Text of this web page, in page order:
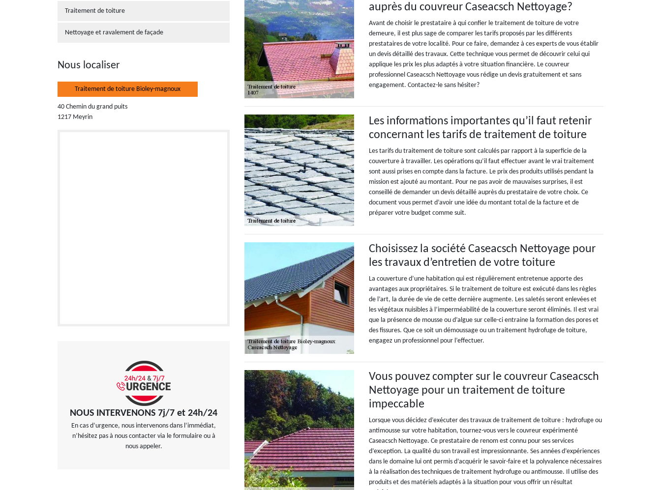
Traitement de toiture
Nettoyage et ravalement de façade
Nous localiser
Traitement de toiture Bioley-magnoux
40 Chemin du grand puits
1217 Meyrin
NOUS INTERVENONS 7j/7 et 24h/24
En cas d’urgence, nous intervenons dans l’immédiat,
n’hésitez pas à nous contacter via le formulaire ou à
nous appeler.
auprès du couvreur Caseacsch Nettoyage?
Avant de choisir le prestataire à qui confier le traitement de toiture de votre
demeure, il est plus sage de comparer les tarifs proposés par les différents
prestataires de votre localité. Pour ce faire, demandez à ces experts de vous établir
un devis détaillé des travaux. Cette technique vous permet de découvrir celui qui
applique les prix les plus adaptés à votre situation financière. Le couvreur
professionnel Caseacsch Nettoyage vous rédige un devis gratuitement et sans
engagement. Contactez-le sans hésiter?
Les informations importantes qu’il faut retenir
concernant les tarifs de traitement de toiture
Les tarifs du traitement de toiture sont calculés par rapport à la superficie de la
couverture à travailler. Les opérations qu’il faut effectuer avant le vrai traitement
sont aussi prises en compte dans la facture. Le prix des produits utilisés pendant la
mission est ajouté au montant. Pour ne pas avoir de mauvaises surprises, il est
conseillé de demander un devis détaillé auprès du prestataire de votre choix. Ce
document vous permet d’avoir une idée du montant total de la facture et de
préparer votre budget comme suit.
Choisissez la société Caseacsch Nettoyage pour
les travaux d’entretien de votre toiture
La couverture d’une habitation qui est régulièrement entretenue apporte des
avantages aux propriétaires. Si le traitement de toiture est exécuté dans les règles
de l’art, la durée de vie de cette dernière augmente. Les saletés seront enlevées et
les végétaux nuisibles à l’imperméabilité de la couverture seront éliminés. Il est vrai
que la présence de mousse ou d’algue sur celle-ci entraine la formation des pores et
des fissures. Que ce soit un démoussage ou un traitement hydrofuge de toiture,
engagez un professionnel pour l’effectuer.
Vous pouvez compter sur le couvreur Caseacsch
Nettoyage pour un traitement de toiture
impeccable
Lorsque vous décidez d’exécuter des travaux de traitement de toiture : hydrofuge ou
antimousse sur votre habitation, tournez-vous vers le couvreur expérimenté
Caseacsch Nettoyage. Ce prestataire de renom est connu pour ses services
d’exception. La qualité du son travail est impressionnante. Ses années d’expériences
dans le domaine lui ont permis d’acquérir le savoir-faire et la polyvalence nécessaires
à la réalisation des techniques de traitement hydrofuge ou antimousse. Il utilise des
produits et des matériels adaptés à la situation pour vous offrir un résultat